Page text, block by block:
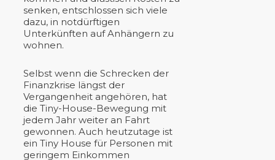
senken, entschlossen sich viele
dazu, in notdürftigen
Unterkünften auf Anhängern zu
wohnen.
Selbst wenn die Schrecken der
Finanzkrise längst der
Vergangenheit angehören, hat
die Tiny-House-Bewegung mit
jedem Jahr weiter an Fahrt
gewonnen. Auch heutzutage ist
ein Tiny House für Personen mit
geringem Einkommen